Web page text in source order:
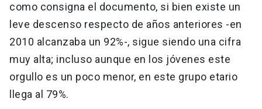
como consigna el documento, si bien existe un
leve descenso respecto de años anteriores -en
2010 alcanzaba un 92%-, sigue siendo una cifra
muy alta; incluso aunque en los jóvenes este
orgullo es un poco menor, en este grupo etario
llega al 79%.